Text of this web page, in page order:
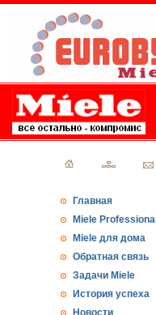
Главная
Miele Professional
Miele для дома
Обратная связь
Задачи Miele
История успеха
Новости